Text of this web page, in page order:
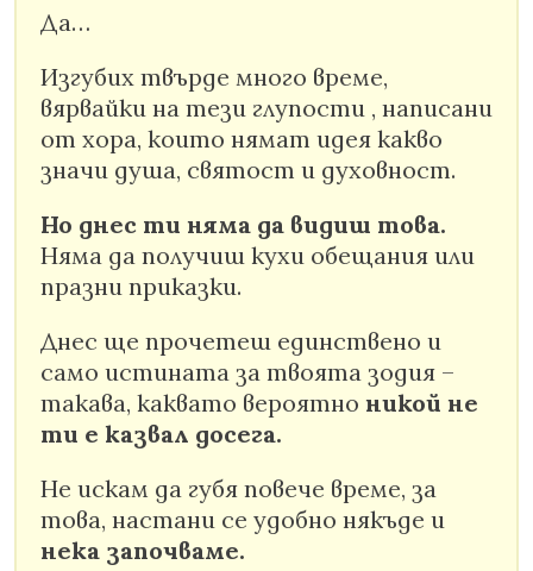
Да…
Изгубих твърде много време,
вярвайки на тези глупости , написани
от хора, които нямат идея какво
значи душа, святост и духовност.
Но днес ти няма да видиш това.
Няма да получиш кухи обещания или
празни приказки.
Днес ще прочетеш единствено и
само истината за твоята зодия –
такава, каквато вероятно никой не
ти е казвал досега.
Не искам да губя повече време, за
това, настани се удобно някъде и
нека започваме.